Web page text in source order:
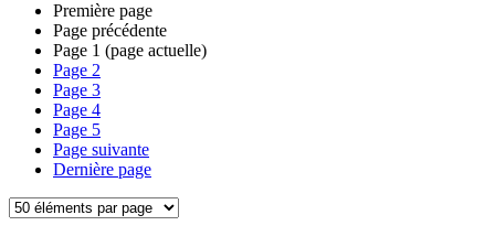
Première page
Page précédente
Page 1 (page actuelle)
Page 2
Page 3
Page 4
Page 5
Page suivante
Dernière page